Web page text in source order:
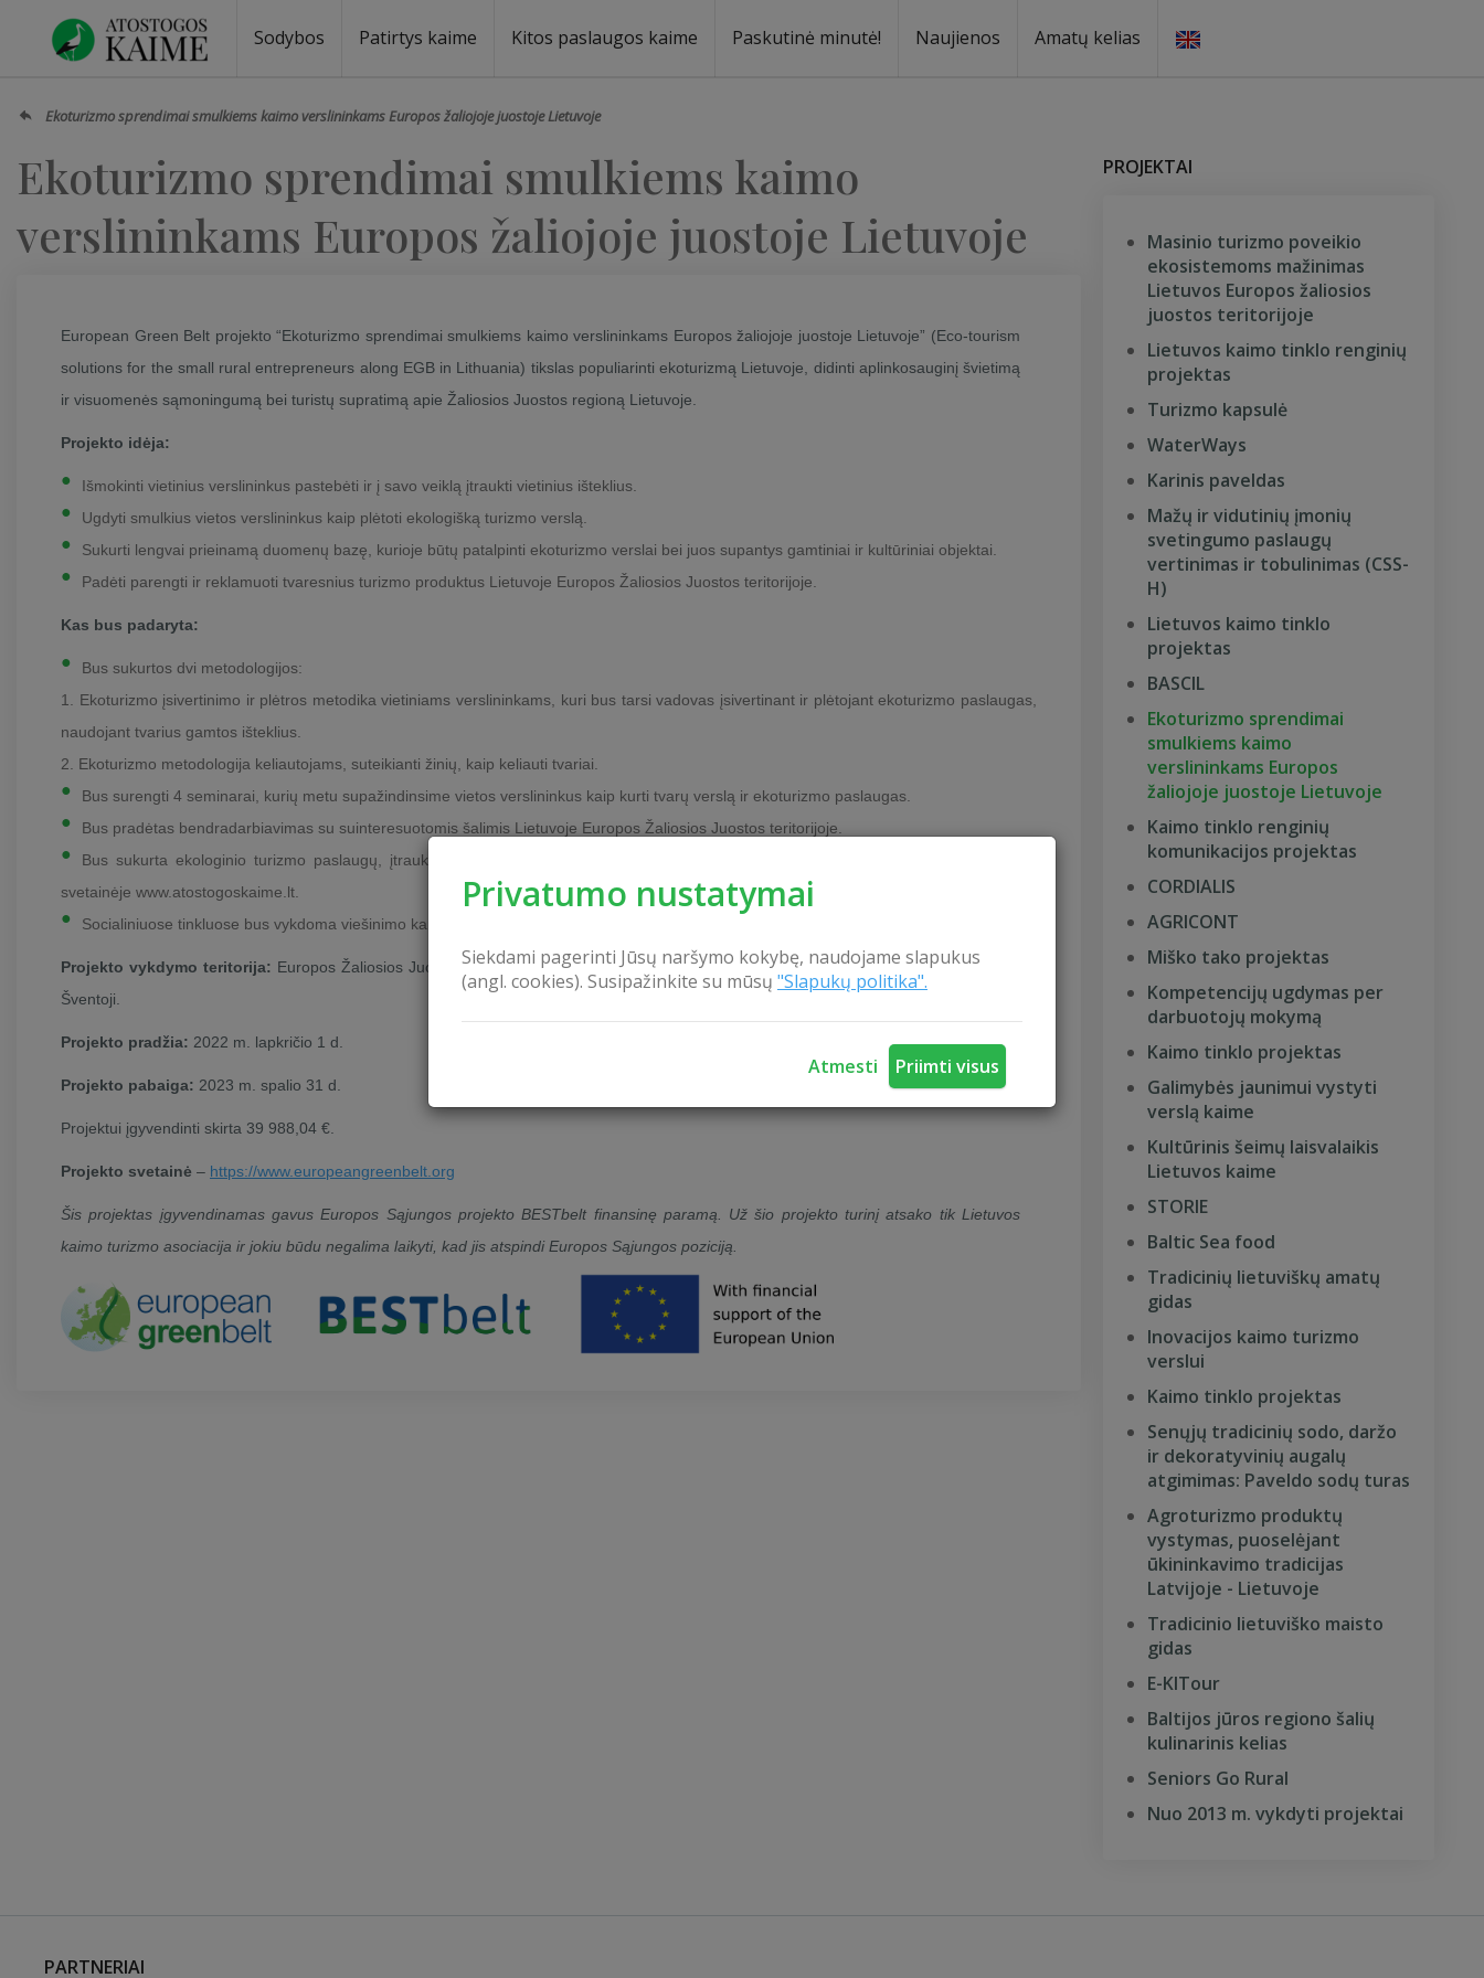
Privatumo nustatymai
Siekdami pagerinti Jūsų naršymo kokybę, naudojame slapukus
(angl. cookies). Susipažinkite su mūsų "Slapukų politika".
Atmesti Priimti visus
Sodybos Patirtys kaime Kitos paslaugos kaime Paskutinė minutė! Naujienos Amatų kelias
Ekoturizmo sprendimai smulkiems kaimo verslininkams Europos žaliojoje juostoje Lietuvoje
Ekoturizmo sprendimai smulkiems kaimo
verslininkams Europos žaliojoje juostoje Lietuvoje
European Green Belt projekto “Ekoturizmo sprendimai smulkiems kaimo verslininkams Europos žaliojoje juostoje Lietuvoje” (Eco-tourism
solutions for the small rural entrepreneurs along EGB in Lithuania) tikslas populiarinti ekoturizmą Lietuvoje, didinti aplinkosauginį švietimą
ir visuomenės sąmoningumą bei turistų supratimą apie Žaliosios Juostos regioną Lietuvoje.
Projekto idėja:
Išmokinti vietinius verslininkus pastebėti ir į savo veiklą įtraukti vietinius išteklius.
Ugdyti smulkius vietos verslininkus kaip plėtoti ekologišką turizmo verslą.
Sukurti lengvai prieinamą duomenų bazę, kurioje būtų patalpinti ekoturizmo verslai bei juos supantys gamtiniai ir kultūriniai objektai.
Padėti parengti ir reklamuoti tvaresnius turizmo produktus Lietuvoje Europos Žaliosios Juostos teritorijoje.
Kas bus padaryta:
Bus sukurtos dvi metodologijos:
1. Ekoturizmo įsivertinimo ir plėtros metodika vietiniams verslininkams, kuri bus tarsi vadovas įsivertinant ir plėtojant ekoturizmo paslaugas,
naudojant tvarius gamtos išteklius.
2. Ekoturizmo metodologija keliautojams, suteikianti žinių, kaip keliauti tvariai.
Bus surengti 4 seminarai, kurių metu supažindinsime vietos verslininkus kaip kurti tvarų verslą ir ekoturizmo paslaugas.
Bus pradėtas bendradarbiavimas su suinteresuotomis šalimis Lietuvoje Europos Žaliosios Juostos teritorijoje.
Bus sukurta ekologinio turizmo paslaugų, įtraukiant gamtos ir kultūros objektus, duomenų bazė, kuri bus laisvai visiems prieinama
svetainėje www.atostogoskaime.lt.
Socialiniuose tinkluose bus vykdoma viešinimo kampanija, skirta populiarinti Žaliąją juostą kaip tikslinį darnaus turizmo regioną.
Projekto vykdymo teritorija: Europos Žaliosios Juostos teritorija Lietuvoje – Šilutės rajonas, Klaipėdos miestas ir rajonas, Palanga bei
Šventoji.
Projekto pradžia: 2022 m. lapkričio 1 d.
Projekto pabaiga: 2023 m. spalio 31 d.
Projektui įgyvendinti skirta 39 988,04 €.
Projekto svetainė – https://www.europeangreenbelt.org
Šis projektas įgyvendinamas gavus Europos Sąjungos projekto BESTbelt finansinę paramą. Už šio projekto turinį atsako tik Lietuvos
kaimo turizmo asociacija ir jokiu būdu negalima laikyti, kad jis atspindi Europos Sąjungos poziciją.
PROJEKTAI
Masinio turizmo poveikio
ekosistemoms mažinimas
Lietuvos Europos žaliosios
juostos teritorijoje
Lietuvos kaimo tinklo renginių
projektas
Turizmo kapsulė
WaterWays
Karinis paveldas
Mažų ir vidutinių įmonių
svetingumo paslaugų
vertinimas ir tobulinimas (CSS-
H)
Lietuvos kaimo tinklo
projektas
BASCIL
Ekoturizmo sprendimai
smulkiems kaimo
verslininkams Europos
žaliojoje juostoje Lietuvoje
Kaimo tinklo renginių
komunikacijos projektas
CORDIALIS
AGRICONT
Miško tako projektas
Kompetencijų ugdymas per
darbuotojų mokymą
Kaimo tinklo projektas
Galimybės jaunimui vystyti
verslą kaime
Kultūrinis šeimų laisvalaikis
Lietuvos kaime
STORIE
Baltic Sea food
Tradicinių lietuviškų amatų
gidas
Inovacijos kaimo turizmo
verslui
Kaimo tinklo projektas
Senųjų tradicinių sodo, daržo
ir dekoratyvinių augalų
atgimimas: Paveldo sodų turas
Agroturizmo produktų
vystymas, puoselėjant
ūkininkavimo tradicijas
Latvijoje - Lietuvoje
Tradicinio lietuviško maisto
gidas
E-KITour
Baltijos jūros regiono šalių
kulinarinis kelias
Seniors Go Rural
Nuo 2013 m. vykdyti projektai
PARTNERIAI